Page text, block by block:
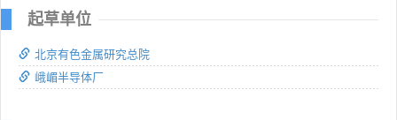
起草单位
北京有色金属研究总院
峨嵋半导体厂